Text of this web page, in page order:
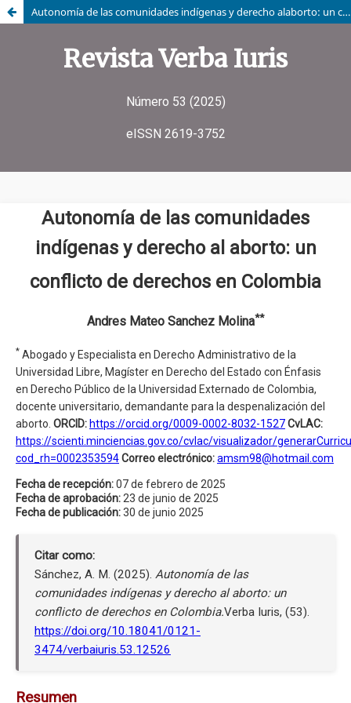
Autonomía de las comunidades indígenas y derecho alaborto: un conflicto de derechos en Colombia